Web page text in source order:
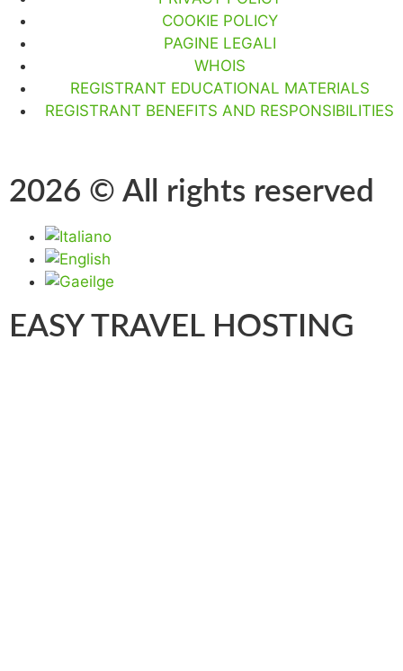
COOKIE POLICY
PAGINE LEGALI
WHOIS
REGISTRANT EDUCATIONAL MATERIALS
REGISTRANT BENEFITS AND RESPONSIBILITIES
2026 © All rights reserved
EASY TRAVEL HOSTING